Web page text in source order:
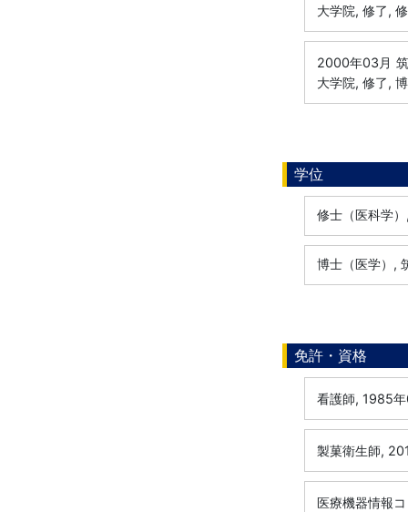
大学院, 修了,
2000年03月
大学院, 修了,
学位
修士（医科学
博士（医学）,
免許・資格
看護師, 1985
製菓衛生師,
医療機器情報